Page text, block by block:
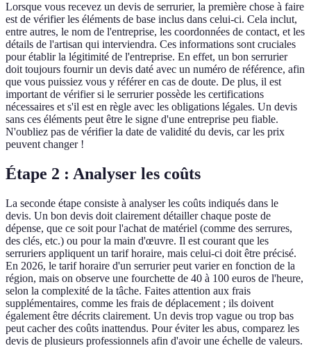
Lorsque vous recevez un devis de serrurier, la première chose à faire
est de vérifier les éléments de base inclus dans celui-ci. Cela inclut,
entre autres, le nom de l'entreprise, les coordonnées de contact, et les
détails de l'artisan qui interviendra. Ces informations sont cruciales
pour établir la légitimité de l'entreprise. En effet, un bon serrurier
doit toujours fournir un devis daté avec un numéro de référence, afin
que vous puissiez vous y référer en cas de doute. De plus, il est
important de vérifier si le serrurier possède les certifications
nécessaires et s'il est en règle avec les obligations légales. Un devis
sans ces éléments peut être le signe d'une entreprise peu fiable.
N'oubliez pas de vérifier la date de validité du devis, car les prix
peuvent changer !
Étape 2 : Analyser les coûts
La seconde étape consiste à analyser les coûts indiqués dans le
devis. Un bon devis doit clairement détailler chaque poste de
dépense, que ce soit pour l'achat de matériel (comme des serrures,
des clés, etc.) ou pour la main d'œuvre. Il est courant que les
serruriers appliquent un tarif horaire, mais celui-ci doit être précisé.
En 2026, le tarif horaire d'un serrurier peut varier en fonction de la
région, mais on observe une fourchette de 40 à 100 euros de l'heure,
selon la complexité de la tâche. Faites attention aux frais
supplémentaires, comme les frais de déplacement ; ils doivent
également être décrits clairement. Un devis trop vague ou trop bas
peut cacher des coûts inattendus. Pour éviter les abus, comparez les
devis de plusieurs professionnels afin d'avoir une échelle de valeurs.